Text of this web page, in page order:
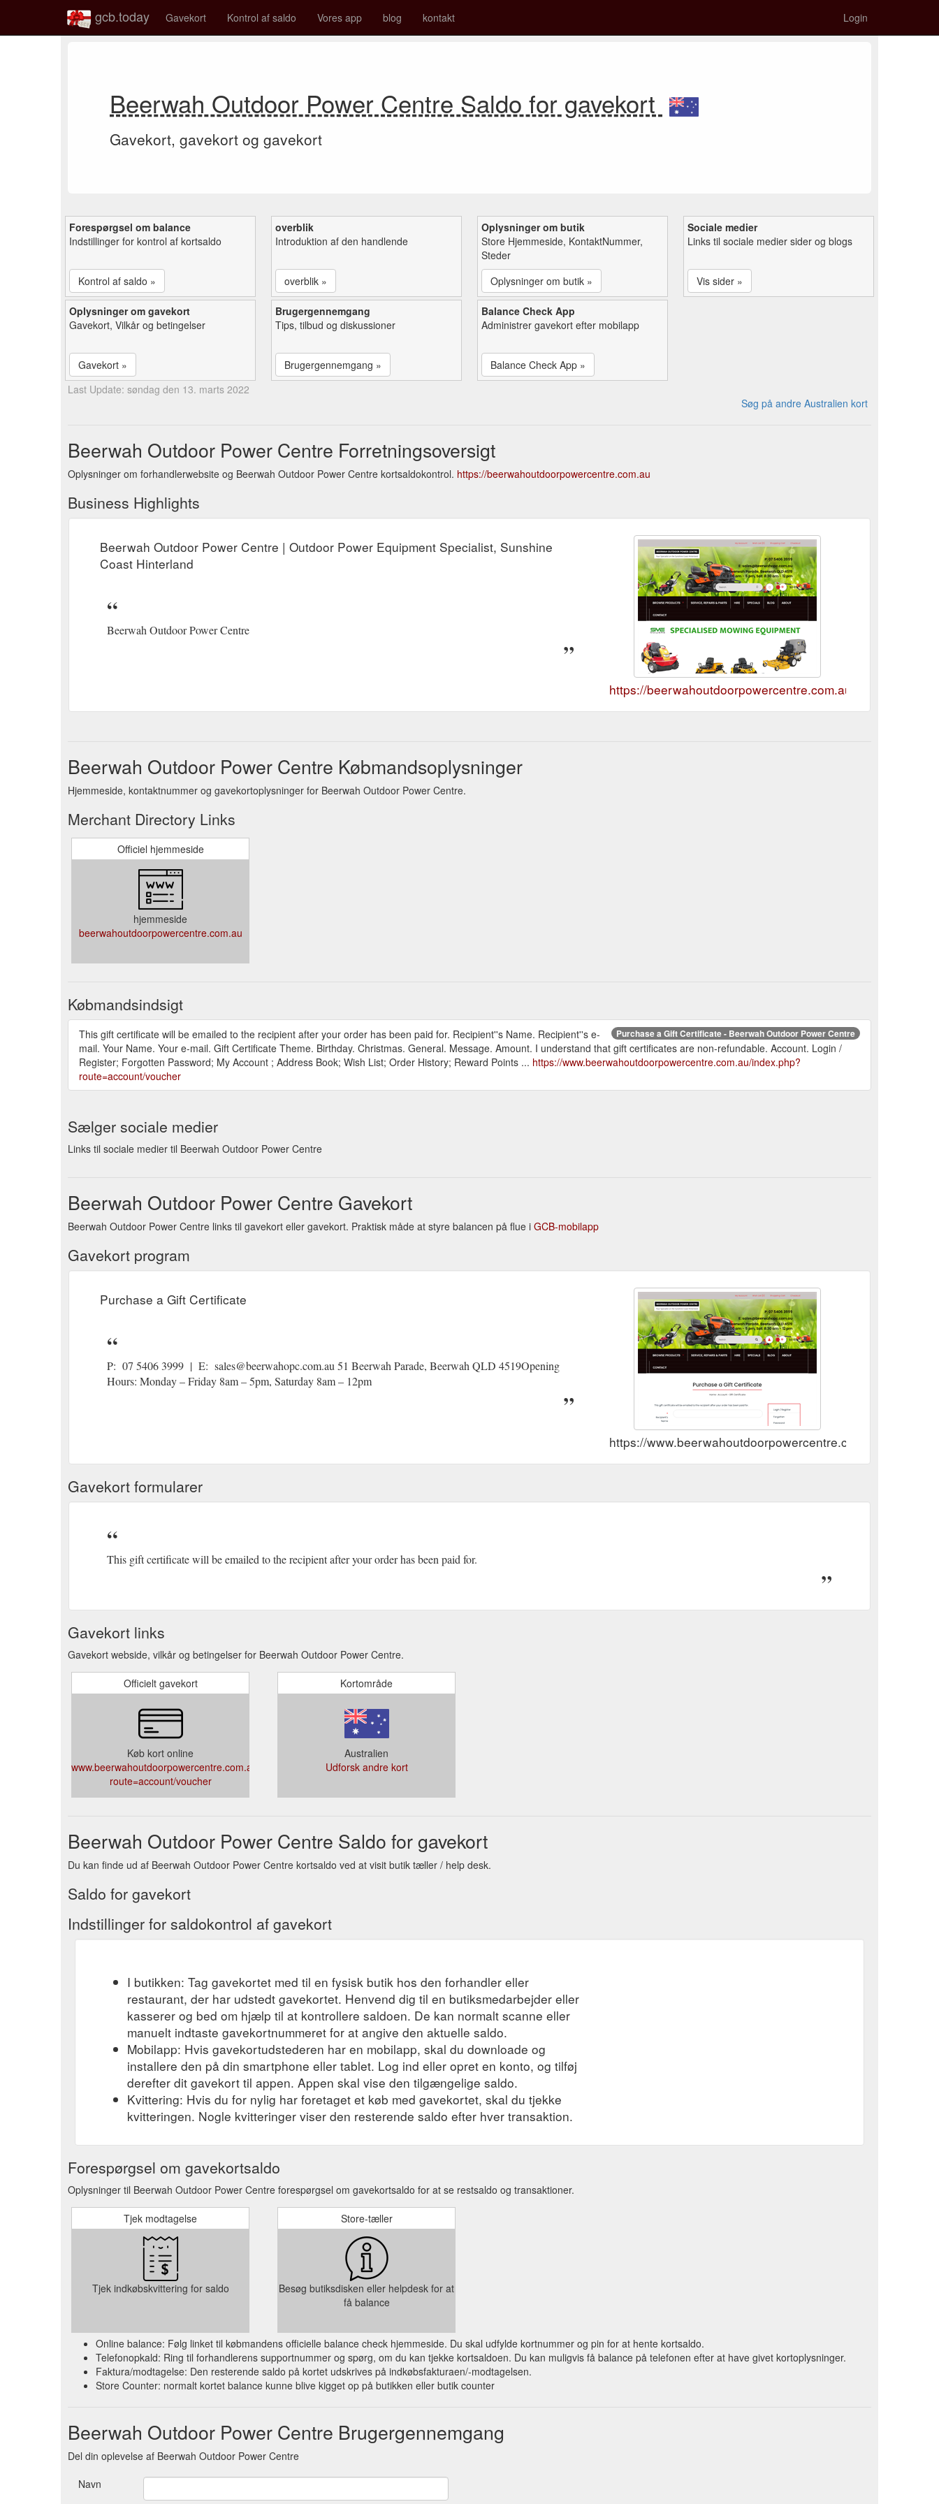
gcb.today Gavekort Kontrol af saldo Vores app blog kontakt Login
Beerwah Outdoor Power Centre Saldo for gavekort
Gavekort, gavekort og gavekort
Forespørgsel om balance
Indstillinger for kontrol af kortsaldo
Kontrol af saldo »
overblik
Introduktion af den handlende
overblik »
Oplysninger om butik
Store Hjemmeside, KontaktNummer,
Steder
Oplysninger om butik »
Sociale medier
Links til sociale medier sider og blogs
Vis sider »
Oplysninger om gavekort
Gavekort, Vilkår og betingelser
Gavekort »
Brugergennemgang
Tips, tilbud og diskussioner
Brugergennemgang »
Balance Check App
Administrer gavekort efter mobilapp
Balance Check App »
Last Update: søndag den 13. marts 2022
Søg på andre Australien kort
Beerwah Outdoor Power Centre Forretningsoversigt
Oplysninger om forhandlerwebsite og Beerwah Outdoor Power Centre kortsaldokontrol. https://beerwahoutdoorpowercentre.com.au
Business Highlights
Beerwah Outdoor Power Centre | Outdoor Power Equipment Specialist, Sunshine
Coast Hinterland
Beerwah Outdoor Power Centre
https://beerwahoutdoorpowercentre.com.au
Beerwah Outdoor Power Centre Købmandsoplysninger
Hjemmeside, kontaktnummer og gavekortoplysninger for Beerwah Outdoor Power Centre.
Merchant Directory Links
Officiel hjemmeside
hjemmeside
beerwahoutdoorpowercentre.com.au
Købmandsindsigt
Purchase a Gift Certificate - Beerwah Outdoor Power Centre
This gift certificate will be emailed to the recipient after your order has been paid for. Recipient''s Name. Recipient''s e-
mail. Your Name. Your e-mail. Gift Certificate Theme. Birthday. Christmas. General. Message. Amount. I understand that gift certificates are non-refundable. Account. Login /
Register; Forgotten Password; My Account ; Address Book; Wish List; Order History; Reward Points ... https://www.beerwahoutdoorpowercentre.com.au/index.php?
route=account/voucher
Sælger sociale medier
Links til sociale medier til Beerwah Outdoor Power Centre
Beerwah Outdoor Power Centre Gavekort
Beerwah Outdoor Power Centre links til gavekort eller gavekort. Praktisk måde at styre balancen på flue i GCB-mobilapp
Gavekort program
Purchase a Gift Certificate
P: 07 5406 3999 | E: sales@beerwahopc.com.au 51 Beerwah Parade, Beerwah QLD 4519Opening
Hours: Monday – Friday 8am – 5pm, Saturday 8am – 12pm
https://www.beerwahoutdoorpowercentre.com.au/
Gavekort formularer
This gift certificate will be emailed to the recipient after your order has been paid for.
Gavekort links
Gavekort webside, vilkår og betingelser for Beerwah Outdoor Power Centre.
Officielt gavekort
Køb kort online
www.beerwahoutdoorpowercentre.com.au/index.php?
route=account/voucher
Kortområde
Australien
Udforsk andre kort
Beerwah Outdoor Power Centre Saldo for gavekort
Du kan finde ud af Beerwah Outdoor Power Centre kortsaldo ved at visit butik tæller / help desk.
Saldo for gavekort
Indstillinger for saldokontrol af gavekort
I butikken: Tag gavekortet med til en fysisk butik hos den forhandler eller
restaurant, der har udstedt gavekortet. Henvend dig til en butiksmedarbejder eller
kasserer og bed om hjælp til at kontrollere saldoen. De kan normalt scanne eller
manuelt indtaste gavekortnummeret for at angive den aktuelle saldo.
Mobilapp: Hvis gavekortudstederen har en mobilapp, skal du downloade og
installere den på din smartphone eller tablet. Log ind eller opret en konto, og tilføj
derefter dit gavekort til appen. Appen skal vise den tilgængelige saldo.
Kvittering: Hvis du for nylig har foretaget et køb med gavekortet, skal du tjekke
kvitteringen. Nogle kvitteringer viser den resterende saldo efter hver transaktion.
Forespørgsel om gavekortsaldo
Oplysninger til Beerwah Outdoor Power Centre forespørgsel om gavekortsaldo for at se restsaldo og transaktioner.
Tjek modtagelse
Tjek indkøbskvittering for saldo
Store-tæller
Besøg butiksdisken eller helpdesk for at
få balance
Online balance: Følg linket til købmandens officielle balance check hjemmeside. Du skal udfylde kortnummer og pin for at hente kortsaldo.
Telefonopkald: Ring til forhandlerens supportnummer og spørg, om du kan tjekke kortsaldoen. Du kan muligvis få balance på telefonen efter at have givet kortoplysninger.
Faktura/modtagelse: Den resterende saldo på kortet udskrives på indkøbsfakturaen/-modtagelsen.
Store Counter: normalt kortet balance kunne blive kigget op på butikken eller butik counter
Beerwah Outdoor Power Centre Brugergennemgang
Del din oplevelse af Beerwah Outdoor Power Centre
Navn